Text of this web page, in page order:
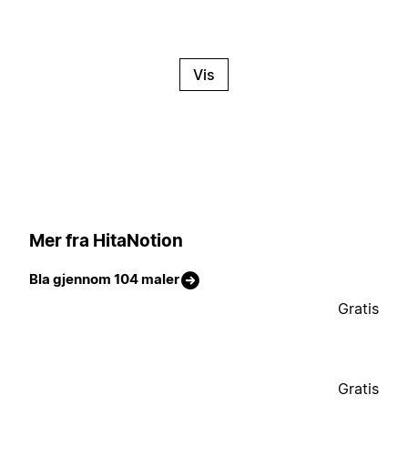
Vis
Mer fra HitaNotion
Bla gjennom 104 maler
Gratis
Gratis